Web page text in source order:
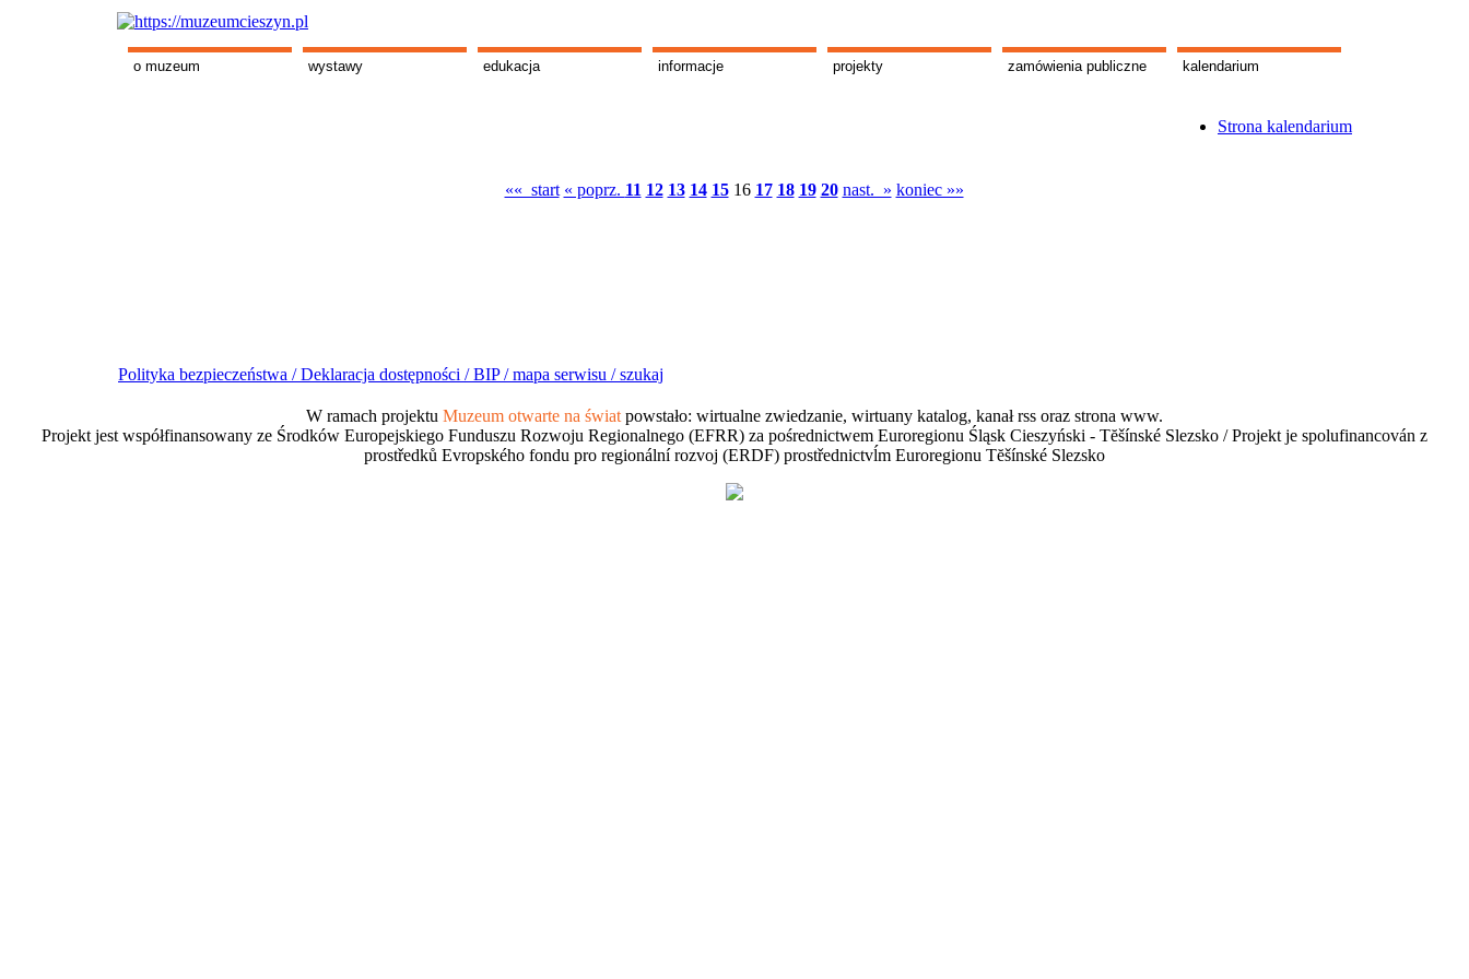
o muzeum wystawy edukacja informacje projekty zamówienia publiczne kalendarium
Strona kalendarium
«« start « poprz. 11 12 13 14 15 16 17 18 19 20 nast. » koniec »»
Polityka bezpieczeństwa /Deklaracja dostępności /BIP /mapa serwisu /szukaj
W ramach projektu Muzeum otwarte na świat powstało: wirtualne zwiedzanie, wirtuany katalog, kanał rss oraz strona www.
Projekt jest współfinansowany ze Środków Europejskiego Funduszu Rozwoju Regionalnego (EFRR) za pośrednictwem Euroregionu Śląsk Cieszyński - Tĕšínské Slezsko / Projekt je spolufinancován z
prostředků Evropského fondu pro regionální rozvoj (ERDF) prostřednictvĺm Euroregionu Tĕšínské Slezsko